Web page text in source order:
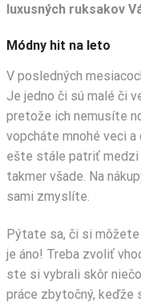
luxusných ruksakov
Módny hit na leto
V posledných
Je jedno či sú malé či
pretože ich nemusíte
vopcháte mnohé veci
ešte stále patriť medzi
takmer všade. Na
sami zmyslíte.
Pýtate sa, či si
je áno! Treba zvoliť
ste si vybrali skôr
práce zbytočný, keďže